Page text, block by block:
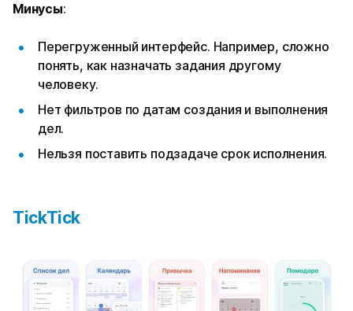
Минусы:
Перегруженный интерфейс. Например, сложно
понять, как назначать задания другому
человеку.
Нет фильтров по датам создания и выполнения
дел.
Нельзя поставить подзадаче срок исполнения.
TickTick